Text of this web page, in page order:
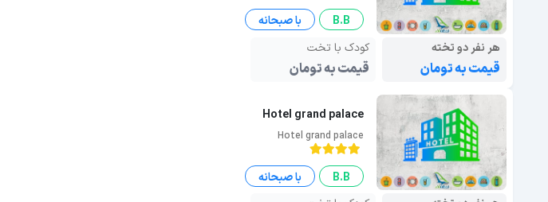
B.B
با صبحانه
هر نفر دو تخته
قیمت به تومان
کودک با تخت
قیمت به تومان
Hotel grand palace
Hotel grand palace
B.B
با صبحانه